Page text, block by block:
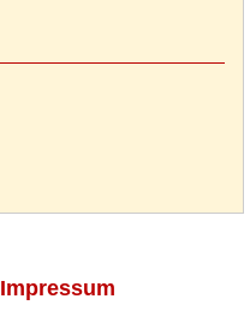
Impressum